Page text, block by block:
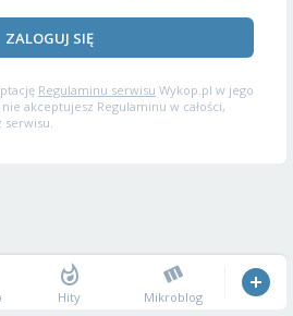
ZALOGUJ SIĘ
Regulaminu serwisu Wykop.pl w jego
akceptujesz Regulaminu w całości,
serwisu.
Hity Mikroblog